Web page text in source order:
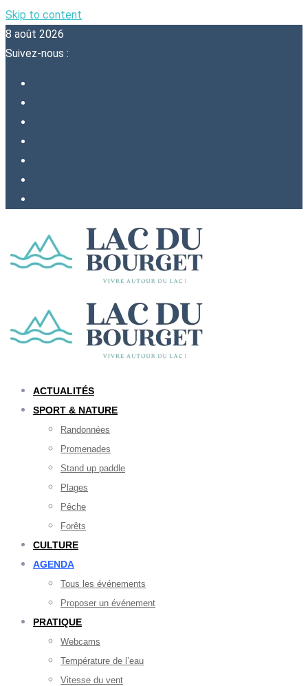
Skip to content
8 août 2026
Suivez-nous :
ACTUALITÉS
SPORT & NATURE
Randonnées
Promenades
Stand up paddle
Plages
Pêche
Forêts
CULTURE
AGENDA
Tous les événements
Proposer un événement
PRATIQUE
Webcams
Température de l’eau
Vitesse du vent